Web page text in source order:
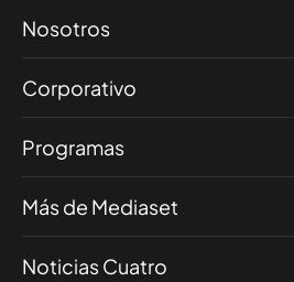
Nosotros
Corporativo
Programas
Más de Mediaset
Noticias Cuatro